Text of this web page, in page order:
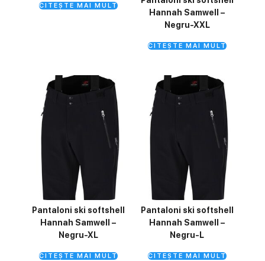
CITEȘTE MAI MULT
Hannah Samwell –
Negru-XXL
CITEȘTE MAI MULT
Pantaloni ski softshell
Hannah Samwell –
Negru-XL
CITEȘTE MAI MULT
Pantaloni ski softshell
Hannah Samwell –
Negru-L
CITEȘTE MAI MULT